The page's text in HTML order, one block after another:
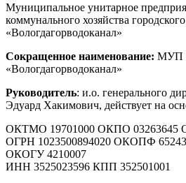
Муниципальное унитарное
коммунального хозяйства
«Вологдагорводоканал»
Сокращенное наименование: МУП
«Вологдагорводоканал»
Руководитель: и.о. генерального
Эдуард Хакимович, действует на
ОКТМО 19701000 ОКПО 03263645
ОГРН 1023500894020 ОКОПФ
ОКОГУ 4210007
ИНН 3525023596 КПП 352501001